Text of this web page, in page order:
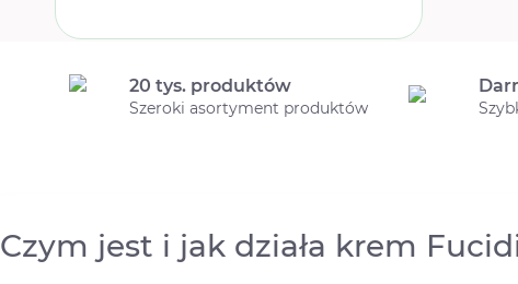
20 tys. produktów
Szeroki asortyment produktów
Czym jest i jak działa krem